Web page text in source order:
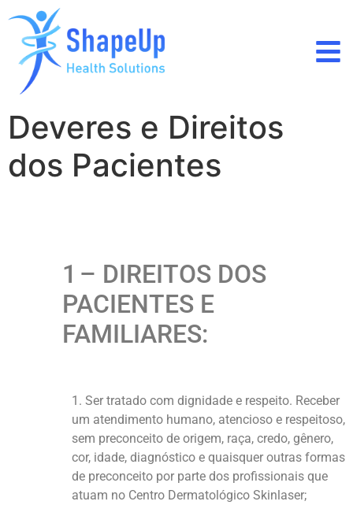
Deveres e Direitos
dos Pacientes
1 – DIREITOS DOS
PACIENTES E
FAMILIARES:
1. Ser tratado com dignidade e respeito. Receber
um atendimento humano, atencioso e respeitoso,
sem preconceito de origem, raça, credo, gênero,
cor, idade, diagnóstico e quaisquer outras formas
de preconceito por parte dos profissionais que
atuam no Centro Dermatológico Skinlaser;